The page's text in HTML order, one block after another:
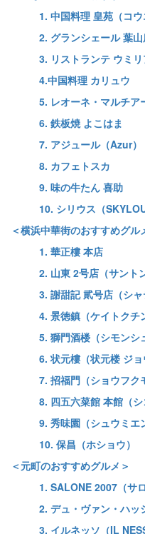
1. 中国料理 皇苑（コウ
2. グランシェール 葉
3. リストランテ ウミ
4.中国料理 カリュウ
5. レオーネ・マルチア
6. 鉄板焼 よこはま
7. アジュール（Azur）
8. カフェトスカ
9. 味の牛たん 喜助
10. シリウス（
＜横浜中華街のおすすめグル
1. 華正樓 本店
2. 山東 2号店（サント
3. 謝甜記 貮号店（シャ
4. 景徳鎮（ケイトクチ
5. 獅門酒楼（シモンシ
6. 状元樓（状元楼 ジョ
7. 招福門（ショウフク
8. 四五六菜館 本館（シ
9. 秀味園（シュウミエ
10. 保昌（ホショウ）
＜元町のおすすめグルメ＞
1. SALONE 2007（サ
2. デュ・ヴァン・ハッ
3. イルネッソ（IL